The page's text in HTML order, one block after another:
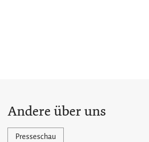
Andere über uns
Presseschau